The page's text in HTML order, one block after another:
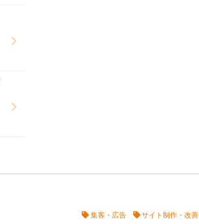
集客・広告 サイト制作・改善